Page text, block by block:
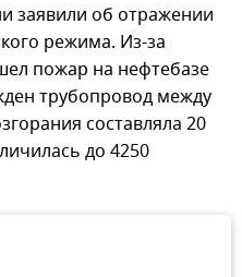
заявили об отражении
режима. Из-за
пожар на нефтебазе
трубопровод между
составляла 20
до 4250